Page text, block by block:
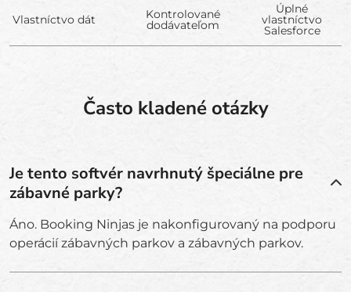
Vlastníctvo dát Kontrolované
dodávateľom
Úplné
vlastníctvo
Salesforce
Často kladené otázky
Je tento softvér navrhnutý špeciálne pre
zábavné parky?
Áno. Booking Ninjas je nakonfigurovaný na podporu
operácií zábavných parkov a zábavných parkov.